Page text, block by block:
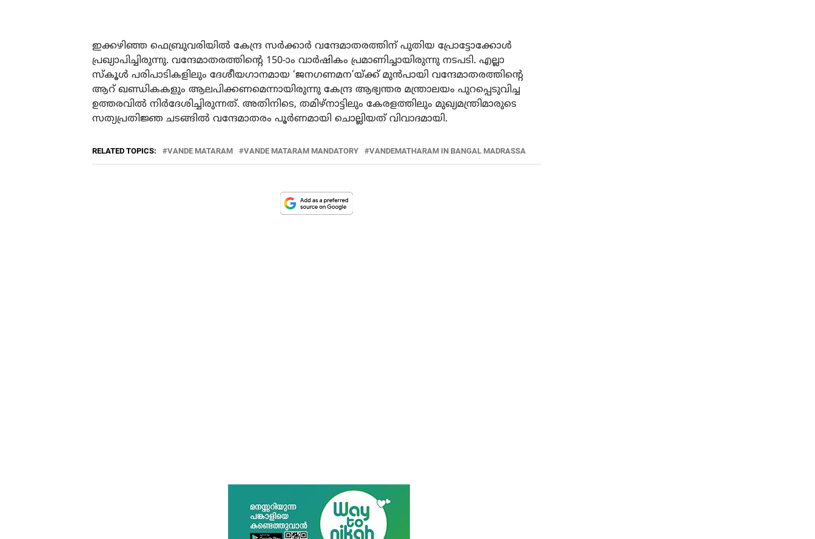
ഇക്കഴിഞ്ഞ ഫെബ്രുവരിയില്‍ കേന്ദ്ര സര്‍ക്കാര്‍ വന്ദേമാതരത്തിന് പുതിയ പ്രോട്ടോക്കോള്‍
പ്രഖ്യാപിച്ചിരുന്നു. വന്ദേമാതരത്തിന്റെ 150-ാം വാര്‍ഷികം പ്രമാണിച്ചായിരുന്നു നടപടി. എല്ലാ
സ്‌കൂള്‍ പരിപാടികളിലും ദേശീയഗാനമായ ‘ജനഗണമന’യ്ക്ക് മുന്‍പായി വന്ദേമാതരത്തിന്റെ
ആറ് ഖണ്ഡികകളും ആലപിക്കണമെന്നായിരുന്നു കേന്ദ്ര ആഭ്യന്തര മന്ത്രാലയം പുറപ്പെടുവിച്ച
ഉത്തരവില്‍ നിര്‍ദേശിച്ചിരുന്നത്. അതിനിടെ, തമിഴ്‌നാട്ടിലും കേരളത്തിലും മുഖ്യമന്ത്രിമാരുടെ
സത്യപ്രതിജ്ഞ ചടങ്ങില്‍ വന്ദേമാതരം പൂര്‍ണമായി ചൊല്ലിയത് വിവാദമായി.
RELATED TOPICS: VANDE MATARAM VANDE MATARAM MANDATORY VANDEMATHARAM IN BANGAL MADRASSA